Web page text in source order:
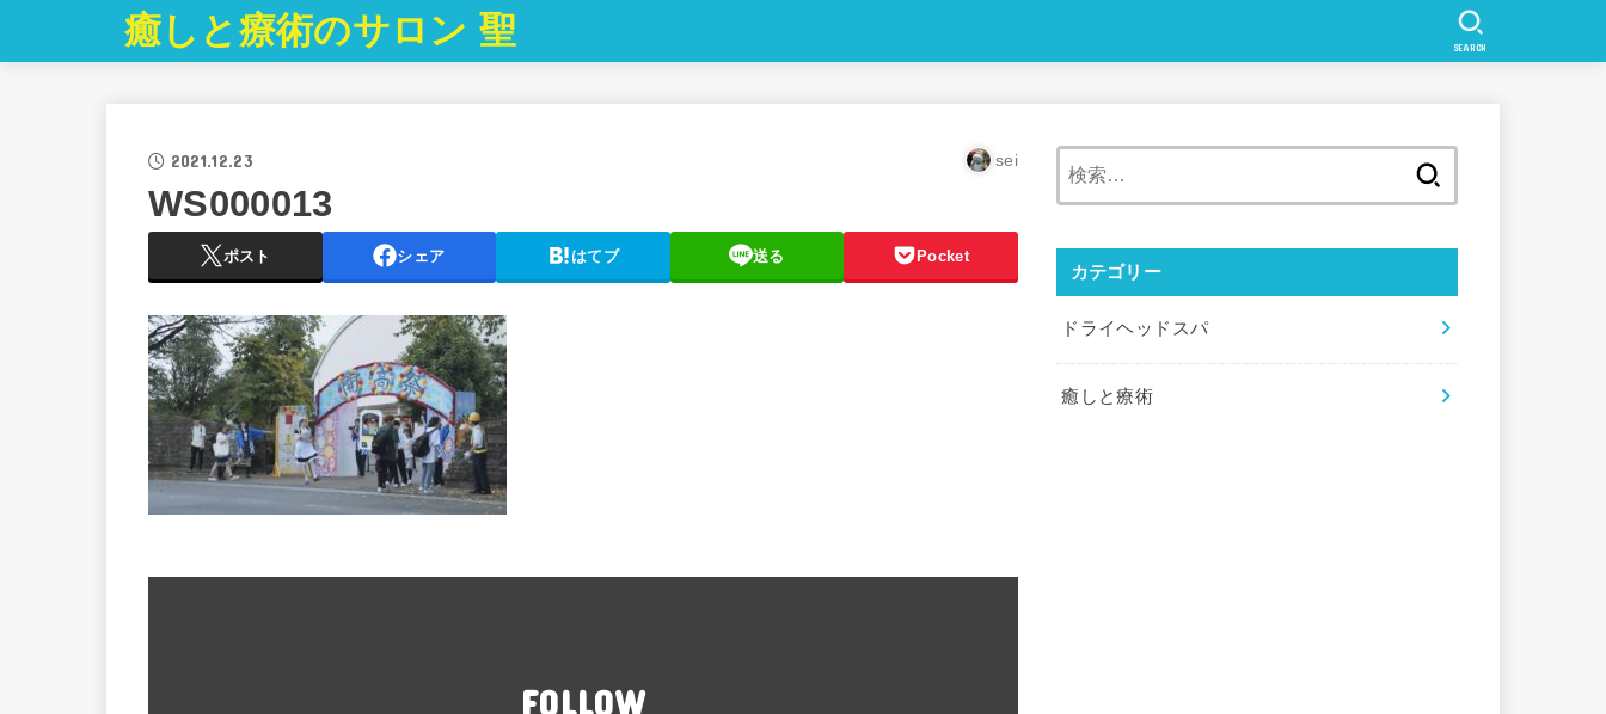
癒しと療術のサロン 聖 SEARCH
2021.12.23 sei
WS000013
ポスト シェア はてブ 送る Pocket
FOLLOW
カテゴリー
ドライヘッドスパ
癒しと療術